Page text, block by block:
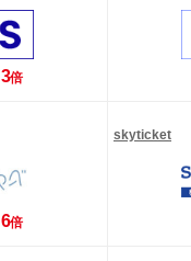
3倍
6倍
skyticket